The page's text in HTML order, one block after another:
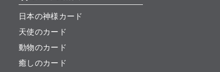
日本の神様カード
天使のカード
動物のカード
癒しのカード